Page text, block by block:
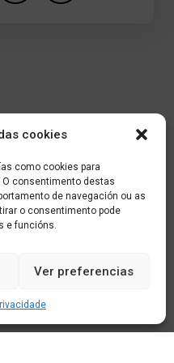
cookies
como cookies para
consentimento destas
de navegación ou as
o consentimento pode
e funcións.
Ver preferencias